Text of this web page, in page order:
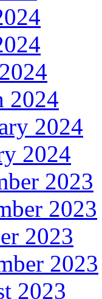
2024
2024
2024
2023
2023
2023
2023
2023